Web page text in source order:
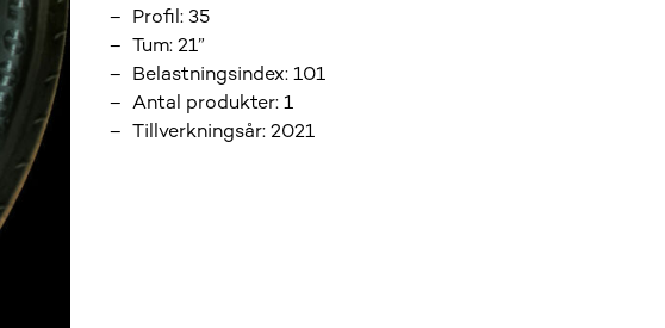
Profil:35
Tum:21”
Belastningsindex:101
Antal produkter:1
Tillverkningsår:2021